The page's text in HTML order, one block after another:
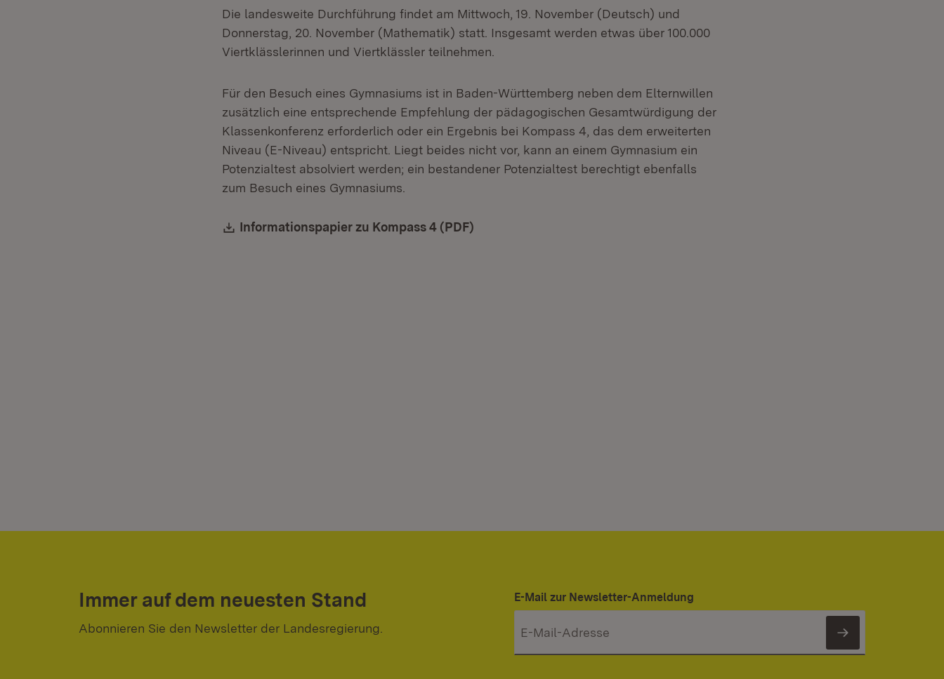
Die landesweite Durchführung findet am Mittwoch, 19. November (Deutsch) und
Donnerstag, 20. November (Mathematik) statt. Insgesamt werden etwas über 100.000
Viertklässlerinnen und Viertklässler teilnehmen.
Für den Besuch eines Gymnasiums ist in Baden-Württemberg neben dem Elternwillen
zusätzlich eine entsprechende Empfehlung der pädagogischen Gesamtwürdigung der
Klassenkonferenz erforderlich oder ein Ergebnis bei Kompass 4, das dem erweiterten
Niveau (E-Niveau) entspricht. Liegt beides nicht vor, kann an einem Gymnasium ein
Potenzialtest absolviert werden; ein bestandener Potenzialtest berechtigt ebenfalls
zum Besuch eines Gymnasiums.
Download:
Informationspapier zu Kompass 4 (PDF)
Immer auf dem neuesten Stand
Abonnieren Sie den Newsletter der Landesregierung.
E-Mail zur Newsletter-Anmeldung
Newsletter